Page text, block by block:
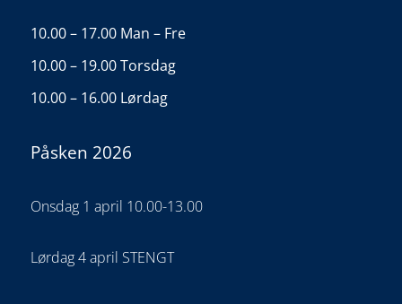
10.00 – 17.00 Man – Fre
10.00 – 19.00 Torsdag
10.00 – 16.00 Lørdag
Påsken 2026
Onsdag 1 april 10.00-13.00
Lørdag 4 april STENGT